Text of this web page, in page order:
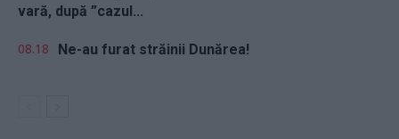
vară, după ”cazul...
08.18 Ne-au furat străinii Dunărea!